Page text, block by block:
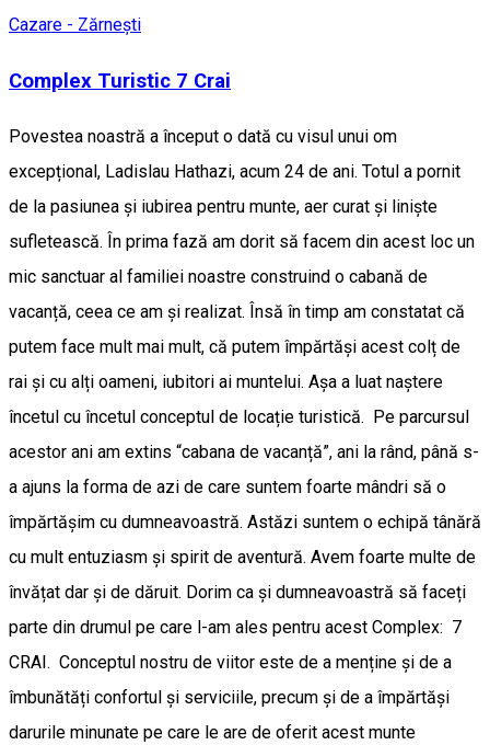
Cazare - Zărnești
Complex Turistic 7 Crai
Povestea noastră a început o dată cu visul unui om
excepțional, Ladislau Hathazi, acum 24 de ani. Totul a pornit
de la pasiunea și iubirea pentru munte, aer curat și liniște
sufletească. În prima fază am dorit să facem din acest loc un
mic sanctuar al familiei noastre construind o cabană de
vacanță, ceea ce am și realizat. Însă în timp am constatat că
putem face mult mai mult, că putem împărtăși acest colț de
rai și cu alți oameni, iubitori ai muntelui. Așa a luat naștere
încetul cu încetul conceptul de locație turistică. Pe parcursul
acestor ani am extins “cabana de vacanță”, ani la rând, până s-
a ajuns la forma de azi de care suntem foarte mândri să o
împărtășim cu dumneavoastră. Astăzi suntem o echipă tânără
cu mult entuziasm și spirit de aventură. Avem foarte multe de
învățat dar și de dăruit. Dorim ca și dumneavoastră să faceți
parte din drumul pe care l-am ales pentru acest Complex: 7
CRAI. Conceptul nostru de viitor este de a menține și de a
îmbunătăți confortul și serviciile, precum și de a împărtăși
darurile minunate pe care le are de oferit acest munte